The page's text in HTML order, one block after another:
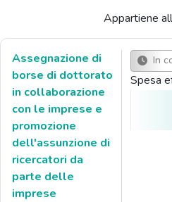
Appartiene
Assegnazione di
borse di dottorato
in collaborazione
con le imprese e
promozione
dell'assunzione di
ricercatori da
parte delle
imprese
In
Spesa